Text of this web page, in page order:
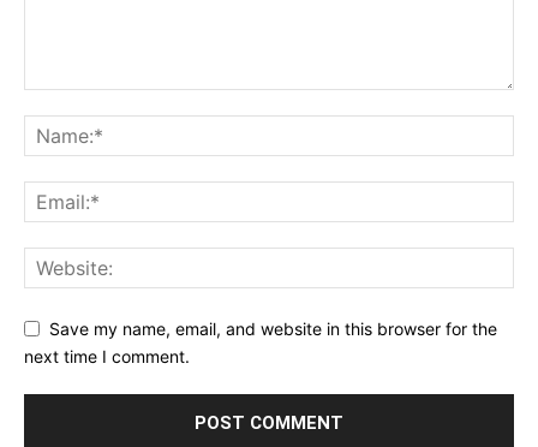
Save my name, email, and website in this browser for the
next time I comment.